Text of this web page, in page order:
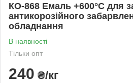
КО-868 Емаль +600°С для
антикорозійного
обладнання
В наявності
Тільки опт
240 ₴/кг